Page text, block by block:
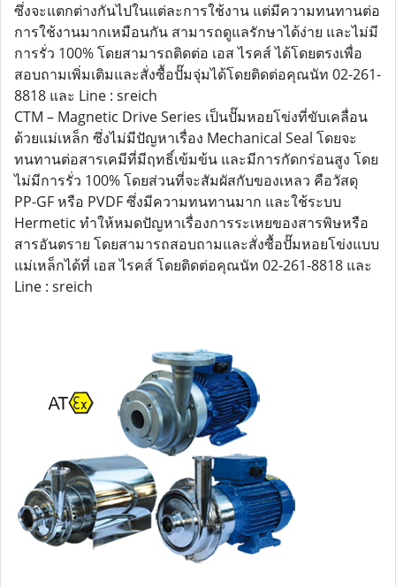
ซึ่งจะแตกต่างกันไปในแต่ละการใช้งาน แต่มีความทนทานต่อ
การใช้งานมากเหมือนกัน สามารถดูแลรักษาได้ง่าย และไม่มี
การรั่ว 100% โดยสามารถติดต่อ เอส ไรคส์ ได้โดยตรงเพื่อ
สอบถามเพิ่มเติมและสั่งซื้อปั๊มจุ่มได้โดยติดต่อคุณนัท 02-261-
8818 และ Line : sreich
CTM – Magnetic Drive Series เป็นปั๊มหอยโข่งที่ขับเคลื่อน
ด้วยแม่เหล็ก ซึ่งไม่มีปัญหาเรื่อง Mechanical Seal โดยจะ
ทนทานต่อสารเคมีที่มีฤทธิ์เข้มข้น และมีการกัดกร่อนสูง โดย
ไม่มีการรั่ว 100% โดยส่วนที่จะสัมผัสกับของเหลว คือวัสดุ
PP-GF หรือ PVDF ซึ่งมีความทนทานมาก และใช้ระบบ
Hermetic ทำให้หมดปัญหาเรื่องการระเหยของสารพิษหรือ
สารอันตราย โดยสามารถสอบถามและสั่งซื้อปั๊มหอยโข่งแบบ
แม่เหล็กได้ที่ เอส ไรคส์ โดยติดต่อคุณนัท 02-261-8818 และ
Line : sreich